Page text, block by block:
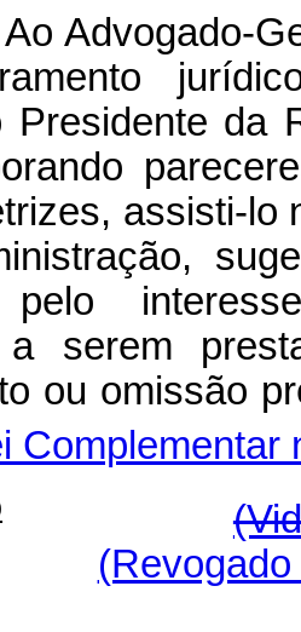
Ao Advogado-
Presidente da
assisti-lo
pelo
a serem
ou omissão
Complementar